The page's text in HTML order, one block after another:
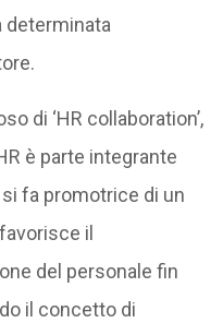
determinata
di ‘HR collaboration’,
è parte integrante
fa promotrice di un
il
del personale fin
il concetto di